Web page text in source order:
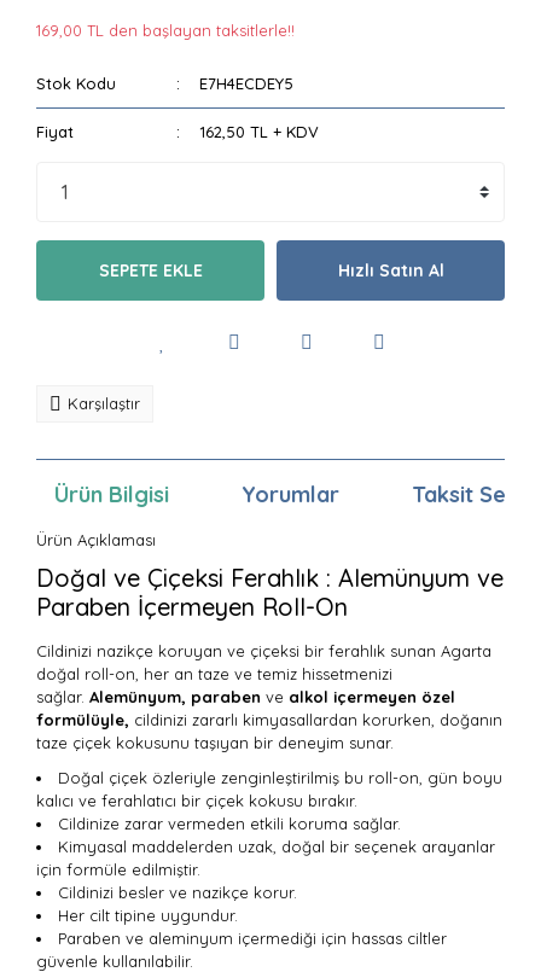
169,00 TL den başlayan taksitlerle!!
Stok Kodu E7H4ECDEY5
Fiyat 162,50 TL + KDV
SEPETE EKLE Hızlı Satın Al
Karşılaştır
Ürün Bilgisi Yorumlar Taksit
Ürün Açıklaması
Doğal ve Çiçeksi Ferahlık : Alemünyum ve
Paraben İçermeyen Roll-On
Cildinizi nazikçe koruyan ve çiçeksi bir ferahlık sunan Agarta
doğal roll-on, her an taze ve temiz hissetmenizi
sağlar. Alemünyum, paraben ve alkol içermeyen özel
formülüyle, cildinizi zararlı kimyasallardan korurken, doğanın
taze çiçek kokusunu taşıyan bir deneyim sunar.
Doğal çiçek özleriyle zenginleştirilmiş bu roll-on, gün boyu
kalıcı ve ferahlatıcı bir çiçek kokusu bırakır.
Cildinize zarar vermeden etkili koruma sağlar.
Kimyasal maddelerden uzak, doğal bir seçenek arayanlar
için formüle edilmiştir.
Cildinizi besler ve nazikçe korur.
Her cilt tipine uygundur.
Paraben ve aleminyum içermediği için hassas ciltler
güvenle kullanılabilir.